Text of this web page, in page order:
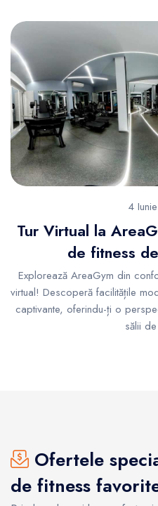
4
Tur Virtual la
de fitness
Explorează AreaGym din
virtual! Descoperă facilitățile
captivante, oferindu-ți o
sălii
Ofertele
de fitness